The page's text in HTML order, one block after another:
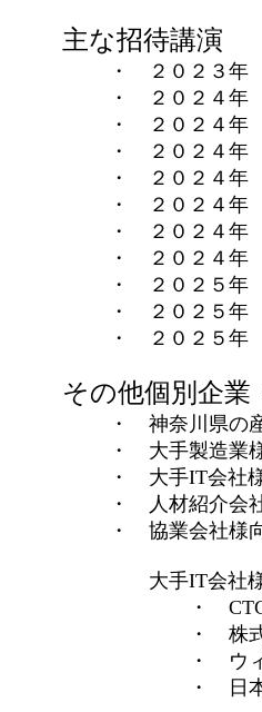
主な招待
・ ２０２３年
・ ２０２４年
・ ２０２４年
・ ２０２４年
・ ２０２４年
・ ２０２４年 セミ
・ ２０２４年 セミ
・ ２０２４年 セミ
・ ２０２５年
・ ２０２５年
・ ２０２５年
その他個別企業
・ 神奈川県の産業
・ 大手製造業様向け
・ 大手IT会社様向け
・ 人材紹介会社様
・ 協業会社様向
大手IT会社様
・ CTC伊藤忠テク
・ 株式会社ベル
・ ウィングアー
・ 日本アイ・ビ